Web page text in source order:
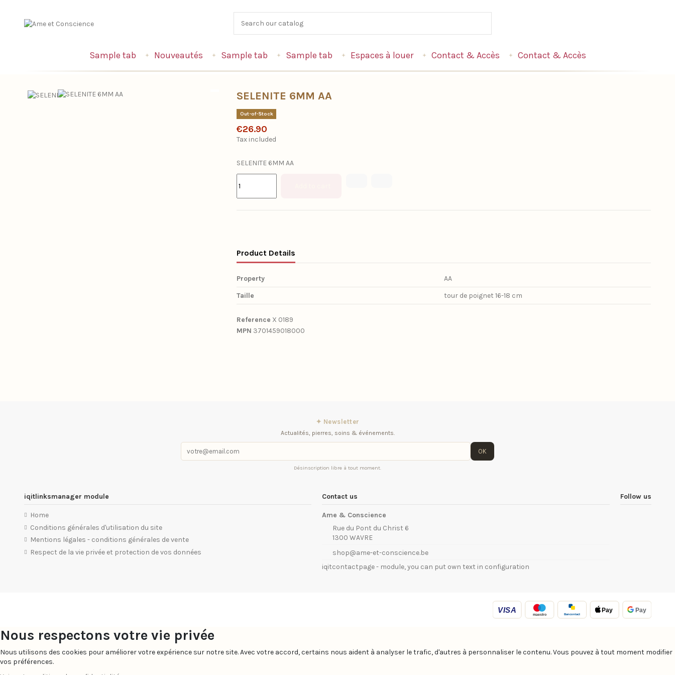
Sample tab Nouveautés Sample tab Sample tab Espaces à louer Contact & Accès Contact & Accès
SELENITE 6MM AA
Out-of-Stock
€26.90
Tax included
SELENITE 6MM AA
Product Details
Property
AA
Taille
tour de poignet 16-18 cm
Reference X 0189
MPN 3701459018000
✦ Newsletter
Actualités, pierres, soins & événements.
OK
Désinscription libre à tout moment.
iqitlinksmanager module
Home
Conditions générales d'utilisation du site
Mentions légales - conditions générales de vente
Respect de la vie privée et protection de vos données
Contact us
Ame & Conscience
Rue du Pont du Christ 6
1300 WAVRE
shop@ame-et-conscience.be
iqitcontactpage - module, you can put own text in configuration
Follow us
VISA
maestro Bancontact
Pay Pay
Nous respectons votre vie privée
Nous utilisons des cookies pour améliorer votre expérience sur notre site. Avec votre accord, certains nous aident à analyser le trafic, d'autres à personnaliser le contenu. Vous pouvez à tout moment modifier
vos préférences.